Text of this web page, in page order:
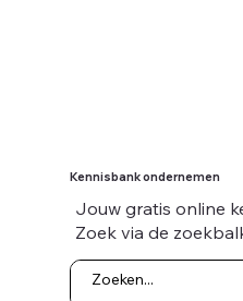
Kennisbank ondernemen
Jouw gratis online
Zoek via de